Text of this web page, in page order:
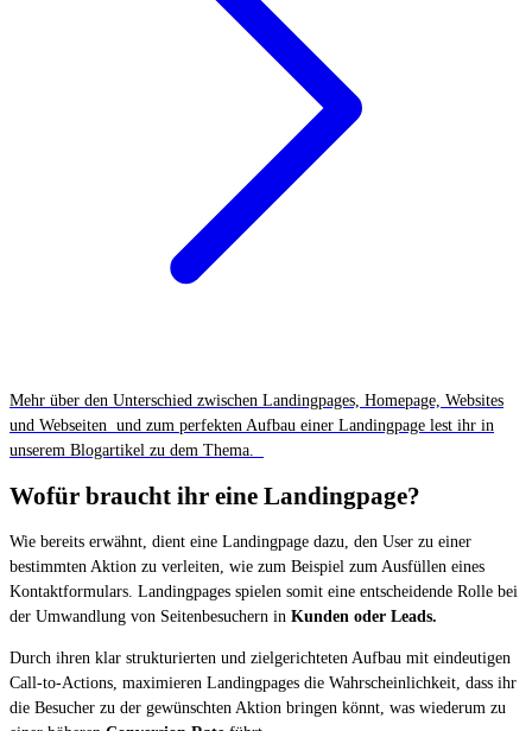
Mehr über den Unterschied zwischen Landingpages, Homepage, Websites
und Webseiten und zum perfekten Aufbau einer Landingpage lest ihr in
unserem Blogartikel zu dem Thema.
Wofür braucht ihr eine Landingpage?
Wie bereits erwähnt, dient eine Landingpage dazu, den User zu einer
bestimmten Aktion zu verleiten, wie zum Beispiel zum Ausfüllen eines
Kontaktformulars. Landingpages spielen somit eine entscheidende Rolle bei
der Umwandlung von Seitenbesuchern in Kunden oder Leads.
Durch ihren klar strukturierten und zielgerichteten Aufbau mit eindeutigen
Call-to-Actions, maximieren Landingpages die Wahrscheinlichkeit, dass ihr
die Besucher zu der gewünschten Aktion bringen könnt, was wiederum zu